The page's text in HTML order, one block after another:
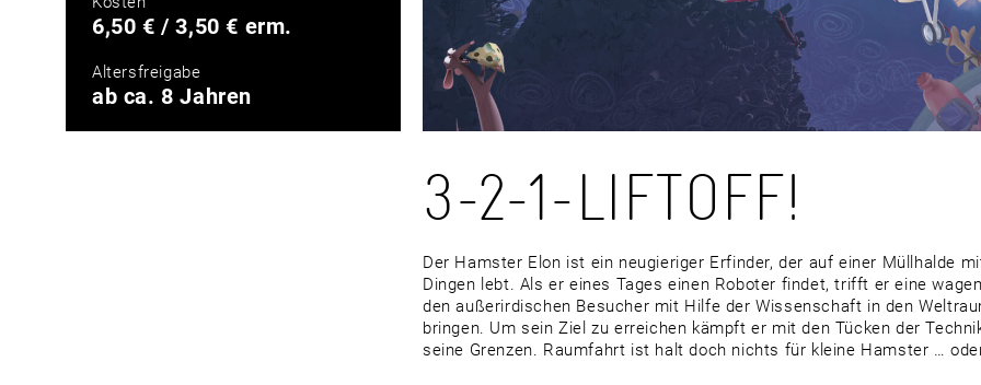
6,50 € / 3,50 € erm.
Altersfreigabe
ab ca. 8 Jahren
3-2-1-LIFTOFF!
Der Hamster Elon ist ein neugieriger Erfinder, der auf einer Müllhalde
Dingen lebt. Als er eines Tages einen Roboter findet, trifft er eine
den außerirdischen Besucher mit Hilfe der Wissenschaft in den
bringen. Um sein Ziel zu erreichen kämpft er mit den Tücken der
seine Grenzen. Raumfahrt ist halt doch nichts für kleine Hamster …